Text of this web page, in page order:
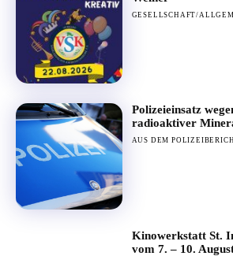
GESELLSCHAFT/
Polizeieinsatz
radioaktiver
AUS DEM
Kinowerkstatt St.
vom 7. – 10.